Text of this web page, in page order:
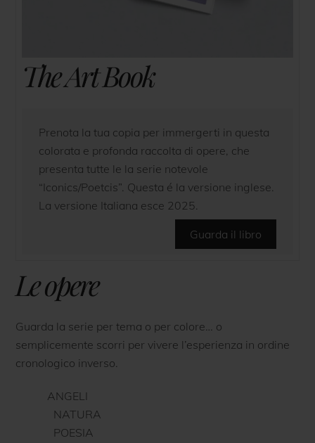
The Art Book
Prenota la tua copia per immergerti in questa
colorata e profonda raccolta di opere, che
presenta tutte le la serie notevole
“Iconics/Poetcis”. Questa é la versione inglese.
La versione Italiana esce 2025.
Guarda il libro
Le opere
Guarda la serie per tema o per colore… o
semplicemente scorri per vivere l’esperienza in ordine
cronologico inverso.
ANGELI
NATURA
POESIA